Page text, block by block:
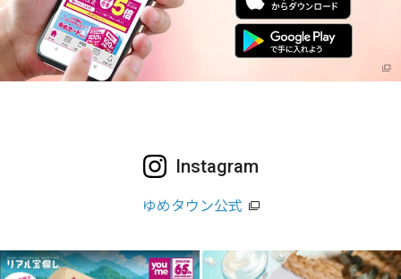
Instagram
ゆめタウン公式